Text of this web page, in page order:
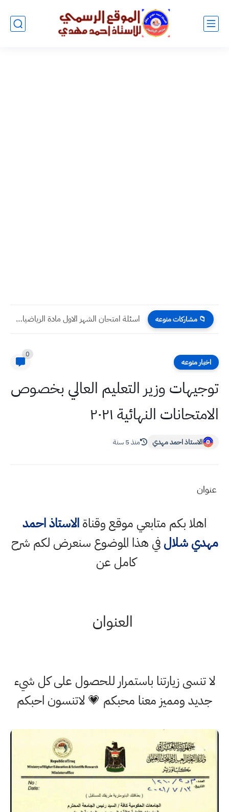
📁 مشاركات منوعه اسئلة امتحان الشهر الاول مادة الرياضيات صف السادس الابتدائي
اخبار منوعه
0
توجيهات وزير التعليم العالي بخصوص
الامتحانات النهائية ٢٠٢١
الاستاذ احمد مهدي منذ 5 سنة
عنوان
اهلا بكم متابعي موقع وقناةالاستاذ احمد
مهدي شلالفي هذا الموضوع سنعرض لكم شرح
كامل عن
العنوان
لا تنسى زيارتنا باستمرار للحصول على كل شيء
جديد ومميز معنا محبكم 💗 لاتنسون احبكم